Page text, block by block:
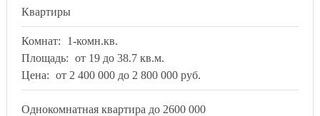
Квартиры
Комнат:
1-комн.кв.
Площадь: от 19 до 38.7 кв.м.
Цена: от 2 400 000 до 2 800 000 руб.
Однокомнатная квартира до 2600 000